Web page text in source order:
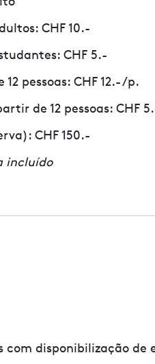
CHF 10.-
CHF 5.-
pessoas: CHF 12.- /p.
de 12 pessoas: CHF
CHF 150.-
incluído
disponibilização de